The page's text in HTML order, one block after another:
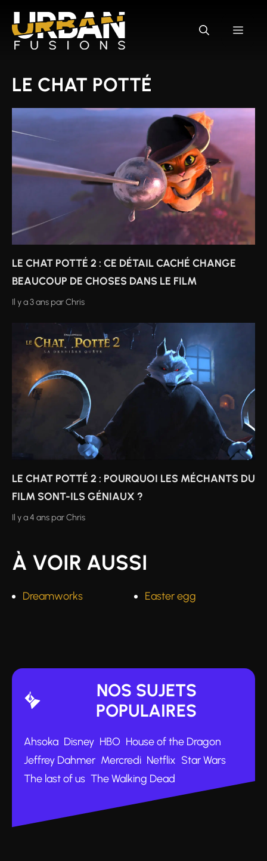
contenu
LE CHAT POTTÉ
LE CHAT POTTÉ 2 : CE DÉTAIL CACHÉ CHANGE
BEAUCOUP DE CHOSES DANS LE FILM
Il y a 3 ans parChris
LE CHAT POTTÉ 2 : POURQUOI LES MÉCHANTS DU
FILM SONT-ILS GÉNIAUX ?
Il y a 4 ans parChris
À VOIR AUSSI
Dreamworks Easter egg
NOS SUJETS
POPULAIRES
Ahsoka Disney HBO House of the Dragon
Jeffrey Dahmer Mercredi Netflix Star Wars
The last of us The Walking Dead